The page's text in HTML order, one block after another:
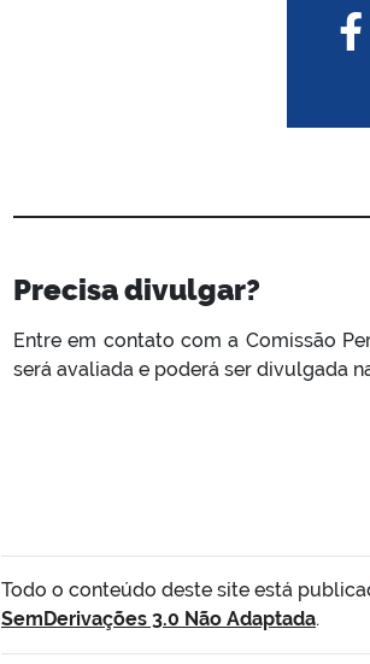
Precisa divulgar?
Entre em contato com a Comissão
será avaliada e poderá ser divulgada
Todo o conteúdo deste site está
SemDerivações 3.0 Não Adaptada.